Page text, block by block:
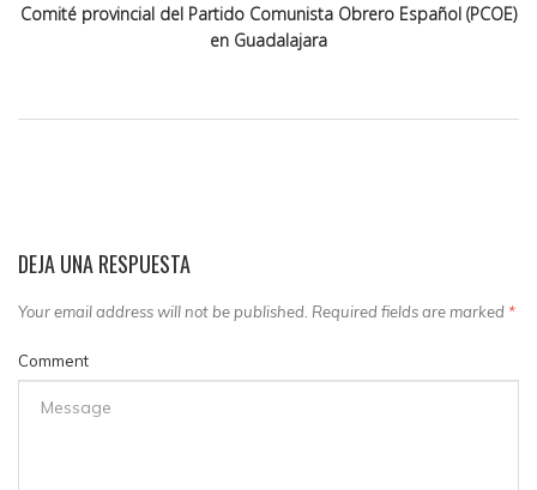
Comité provincial del Partido Comunista Obrero Español (PCOE)
en Guadalajara
DEJA UNA RESPUESTA
Your email address will not be published. Required fields are marked *
Comment